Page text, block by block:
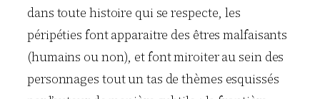
dans toute histoire qui se respecte, les
péripéties font apparaitre des êtres malfaisants
(humains ou non), et font miroiter au sein des
personnages tout un tas de thèmes esquissés